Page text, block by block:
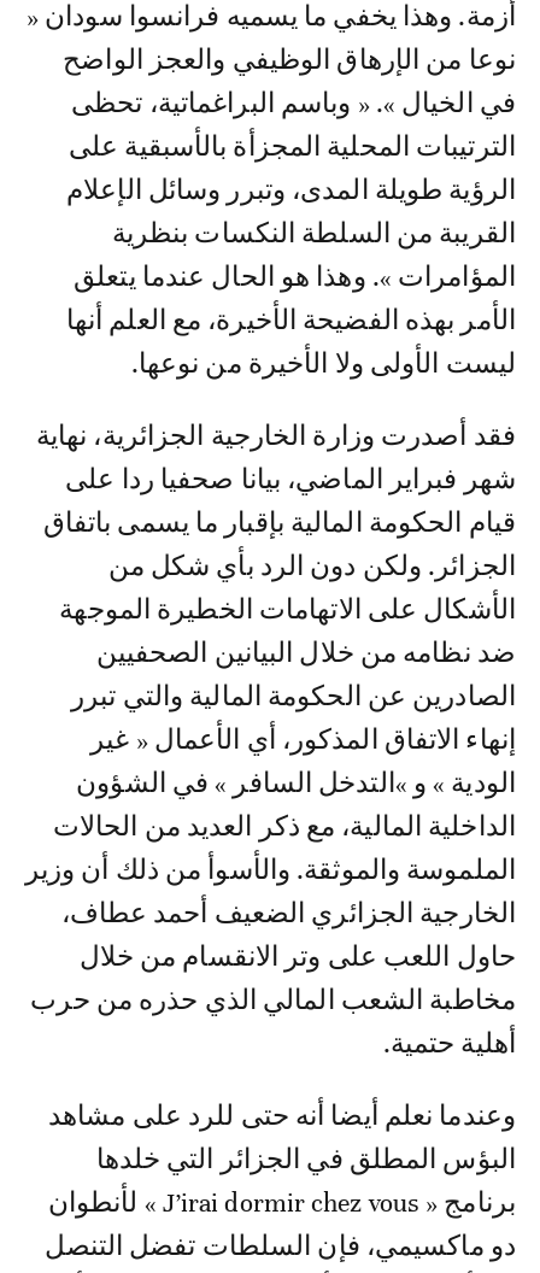
أزمة. وهذا يخفي ما يسميه فرانسوا سودان «
نوعا من الإرهاق الوظيفي والعجز الواضح
في الخيال ». « وباسم البراغماتية، تحظى
الترتيبات المحلية المجزأة بالأسبقية على
الرؤية طويلة المدى، وتبرر وسائل الإعلام
القريبة من السلطة النكسات بنظرية
المؤامرات ». وهذا هو الحال عندما يتعلق
الأمر بهذه الفضيحة الأخيرة، مع العلم أنها
ليست الأولى ولا الأخيرة من نوعها.
فقد أصدرت وزارة الخارجية الجزائرية، نهاية
شهر فبراير الماضي، بيانا صحفيا ردا على
قيام الحكومة المالية بإقبار ما يسمى باتفاق
الجزائر. ولكن دون الرد بأي شكل من
الأشكال على الاتهامات الخطيرة الموجهة
ضد نظامه من خلال البيانين الصحفيين
الصادرين عن الحكومة المالية والتي تبرر
إنهاء الاتفاق المذكور، أي الأعمال « غير
الودية » و »التدخل السافر » في الشؤون
الداخلية المالية، مع ذكر العديد من الحالات
الملموسة والموثقة. والأسوأ من ذلك أن وزير
الخارجية الجزائري الضعيف أحمد عطاف،
حاول اللعب على وتر الانقسام من خلال
مخاطبة الشعب المالي الذي حذره من حرب
أهلية حتمية.
وعندما نعلم أيضا أنه حتى للرد على مشاهد
البؤس المطلق في الجزائر التي خلدها
برنامج « J’irai dormir chez vous » لأنطوان
دو ماكسيمي، فإن السلطات تفضل التنصل